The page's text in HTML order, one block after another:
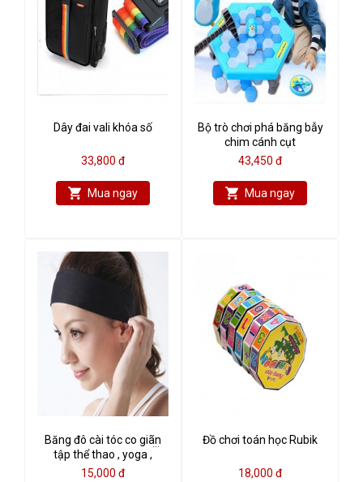
Dây đai vali khóa số
33,800 đ
Mua ngay
Bộ trò chơi phá băng bẫy
chim cánh cụt
43,450 đ
Mua ngay
Băng đô cài tóc co giãn
tập thể thao , yoga ,
aerobic màu ngẫu nhiên
15,000 đ
Đồ chơi toán học Rubik
18,000 đ